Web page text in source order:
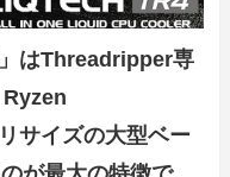
はThreadripper専
サイズの大型ベー